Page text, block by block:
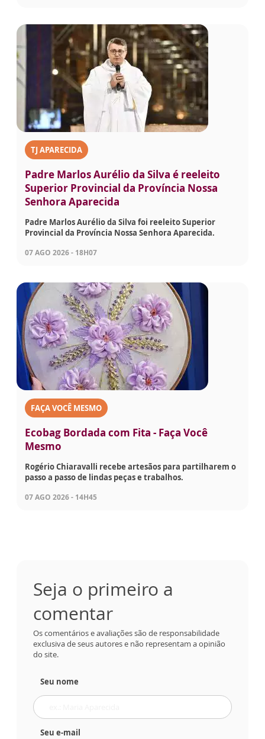
TJ APARECIDA
Padre Marlos Aurélio da Silva é reeleito
Superior Provincial da Província Nossa
Senhora Aparecida
Padre Marlos Aurélio da Silva foi reeleito Superior
Provincial da Província Nossa Senhora Aparecida.
07 AGO 2026 - 18H07
FAÇA VOCÊ MESMO
Ecobag Bordada com Fita - Faça Você
Mesmo
Rogério Chiaravalli recebe artesãos para partilharem o
passo a passo de lindas peças e trabalhos.
07 AGO 2026 - 14H45
Seja o primeiro a
comentar
Os comentários e avaliações são de responsabilidade
exclusiva de seus autores e não representam a opinião
do site.
Seu nome
Seu e-mail